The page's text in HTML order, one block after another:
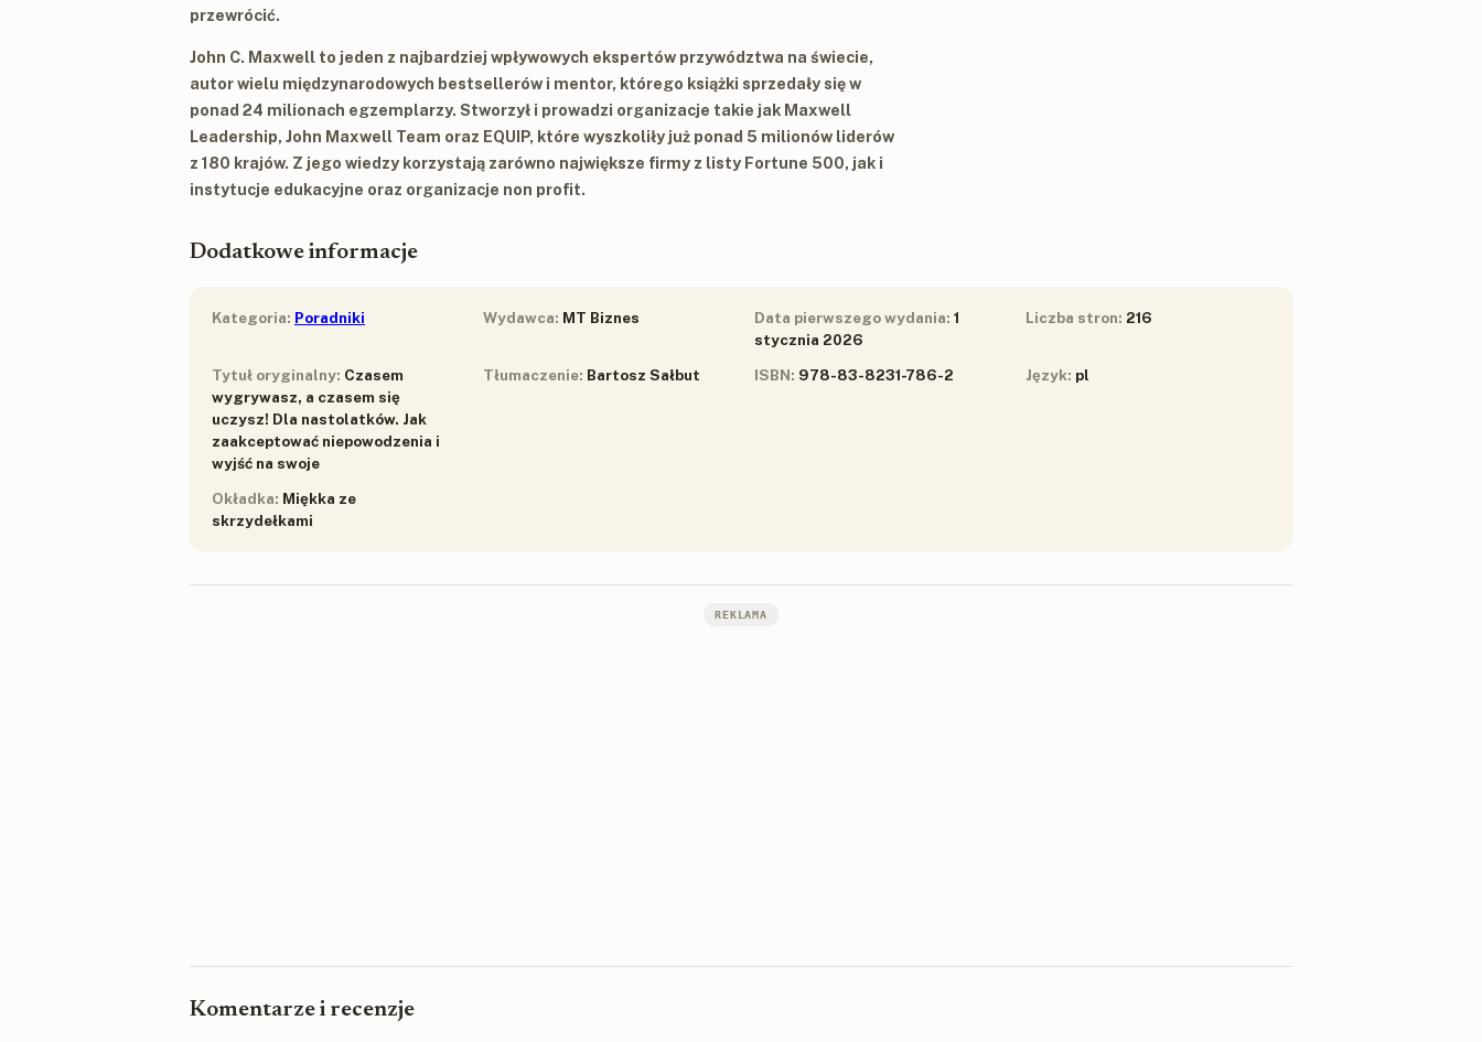
przewrócić.
John C. Maxwell to jeden z najbardziej wpływowych ekspertów przywództwa na świecie,
autor wielu międzynarodowych bestsellerów i mentor, którego książki sprzedały się w
ponad 24 milionach egzemplarzy. Stworzył i prowadzi organizacje takie jak Maxwell
Leadership, John Maxwell Team oraz EQUIP, które wyszkoliły już ponad 5 milionów liderów
z 180 krajów. Z jego wiedzy korzystają zarówno największe firmy z listy Fortune 500, jak i
instytucje edukacyjne oraz organizacje non profit.
Dodatkowe informacje
Kategoria: Poradniki Wydawca: MT Biznes Data pierwszego wydania: 1
stycznia 2026
Liczba stron: 216
Tytuł oryginalny: Czasem
wygrywasz, a czasem się
uczysz! Dla nastolatków. Jak
zaakceptować niepowodzenia i
wyjść na swoje
Tłumaczenie: Bartosz Sałbut ISBN: 978-83-8231-786-2 Język: pl
Okładka: Miękka ze
skrzydełkami
REKLAMA
Komentarze i recenzje